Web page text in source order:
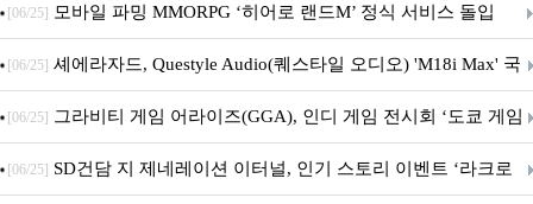
M.2 NVMe 디앤디컴 1TB
[06/25] 모바일 파밍 MMORPG ‘히어로 랜드M’ 정식 서비스 돌입
[06/25] 셰에라자드, Questyle Audio(퀘스타일 오디오) 'M18i Max' 국
내 정식 출시
[06/25] 그라비티 게임 어라이즈(GGA), 인디 게임 전시회 ‘도쿄 게임
던전 13’ 참가!
[06/25] SD건담 지 제네레이션 이터널, 인기 스토리 이벤트 ‘라크로